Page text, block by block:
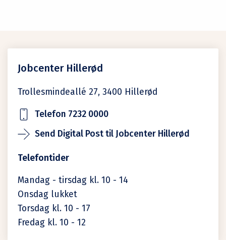
Jobcenter Hillerød
Trollesmindeallé 27, 3400 Hillerød
Telefon 7232 0000
Send Digital Post til Jobcenter Hillerød
Telefontider
Mandag - tirsdag kl. 10 - 14
Onsdag lukket
Torsdag kl. 10 - 17
Fredag kl. 10 - 12